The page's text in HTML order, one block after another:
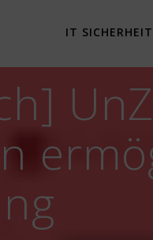
IT SICHERHEIT